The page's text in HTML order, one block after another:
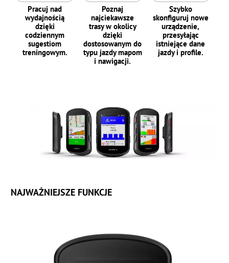
Pracuj nad
wydajnością
dzięki
codziennym
sugestiom
treningowym.
Poznaj
najciekawsze
trasy w okolicy
dzięki
dostosowanym do
typu jazdy mapom
i nawigacji.
Szybko
skonfiguruj nowe
urządzenie,
przesyłając
istniejące dane
jazdy i profile.
NAJWAŻNIEJSZE FUNKCJE